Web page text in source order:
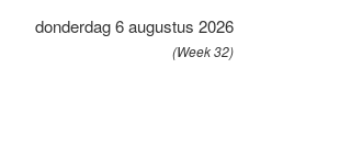
donderdag 6 augustus 2026
(Week 32)